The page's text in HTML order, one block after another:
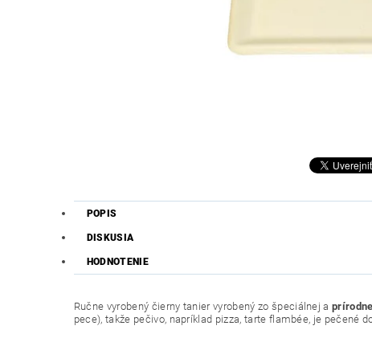
POPIS
DISKUSIA
HODNOTENIE
Ručne vyrobený čierny tanier vyrobený zo špeciálnej a
pece), takže pečivo, napríklad pizza, tarte flambée, je pečené